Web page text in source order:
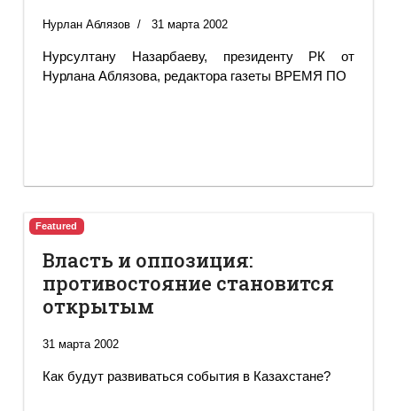
Нурлан Аблязов 31 марта 2002
Нурсултану Назарбаеву, президенту РК от
Нурлана Аблязова, редактора газеты ВРЕМЯ ПО
Featured
Власть и оппозиция:
противостояние становится
открытым
31 марта 2002
Как будут развиваться события в Казахстане?